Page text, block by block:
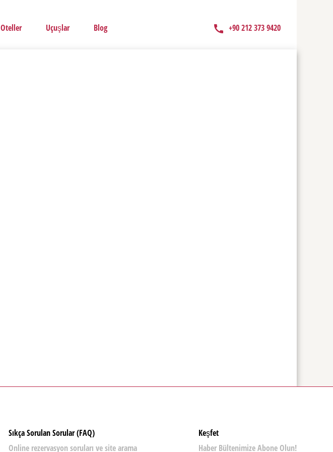
Oteller Uçuşlar Blog +90 212 373 9420
Sıkça Sorulan Sorular (FAQ)
Online rezervasyon soruları ve site arama
Keşfet
Haber Bültenimize Abone Olun!